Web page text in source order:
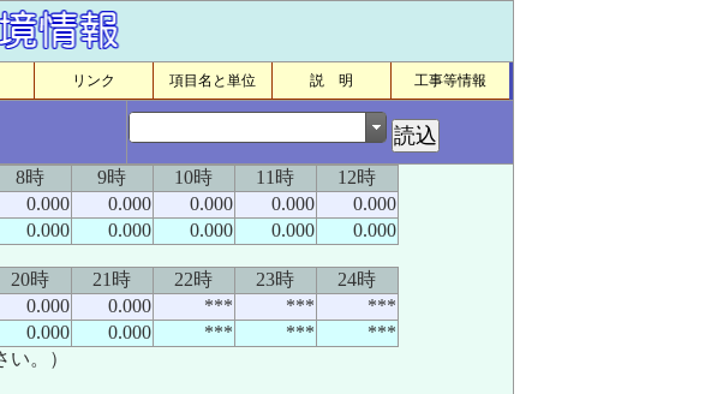
リンク 項目名と単位 説 明 工事等情報
8時 9時 10時 11時
12時
0.000 0.000 0.000 0.000
0.000
0.000 0.000 0.000 0.000 0.000
20時 21時 22時 23時
24時
0.000 0.000 *** ***
***
0.000 0.000 *** ***
***
。）